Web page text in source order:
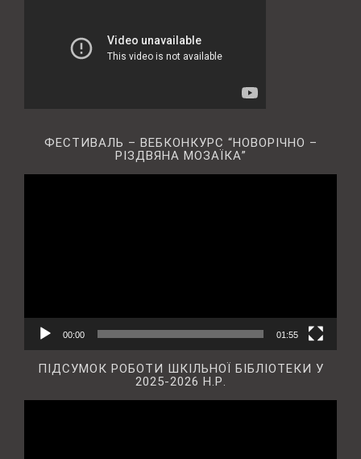
ФЕСТИВАЛЬ – ВЕБКОНКУРС “НОВОРІЧНО –
РІЗДВЯНА МОЗАЇКА”
00:00 01:55
ПІДСУМОК РОБОТИ ШКІЛЬНОЇ БІБЛІОТЕКИ У
2025-2026 Н.Р.